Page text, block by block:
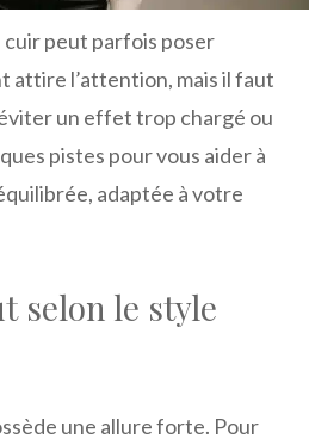
peut parfois poser
attire l’attention, mais il faut
un effet trop chargé ou
pistes pour vous aider à
adaptée à votre
selon le style
une allure forte. Pour